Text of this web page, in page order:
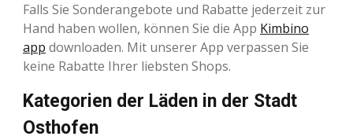
Falls Sie Sonderangebote und Rabatte jederzeit zur
Hand haben wollen, können Sie die App Kimbino
app downloaden. Mit unserer App verpassen Sie
keine Rabatte Ihrer liebsten Shops.
Kategorien der Läden in der Stadt
Osthofen